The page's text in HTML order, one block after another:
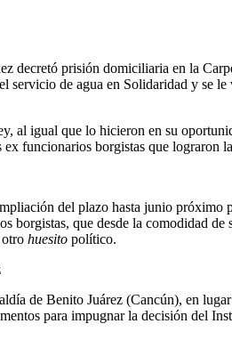
decretó prisión domiciliaria en la
servicio de agua en Solidaridad y se
al igual que lo hicieron en su
funcionarios borgistas que lograron
del plazo hasta junio próximo
que desde la comodidad de
huesito político.
de Benito Juárez (Cancún), en
para impugnar la decisión del